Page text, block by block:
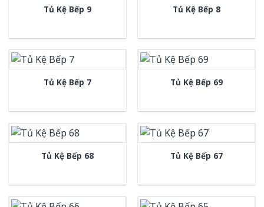
Tủ Kệ Bếp 9 Tủ Kệ Bếp 8
Tủ Kệ Bếp 7 Tủ Kệ Bếp 69
Tủ Kệ Bếp 68 Tủ Kệ Bếp 67